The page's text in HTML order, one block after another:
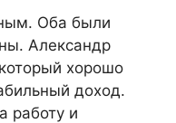
Оба были
Александр
хорошо
доход.
работу и